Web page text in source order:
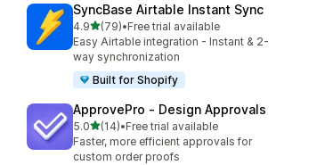
SyncBase Airtable Instant Sync
4.95つ星中
(79)
合計レビュー数：79件
•Free trial available
Easy Airtable integration - Instant & 2-
way synchronization
Built for Shopify
ApprovePro ‑ Design Approvals
5.05つ星中
(14)
合計レビュー数：14件
•Free trial available
Faster, more efficient approvals for
custom order proofs